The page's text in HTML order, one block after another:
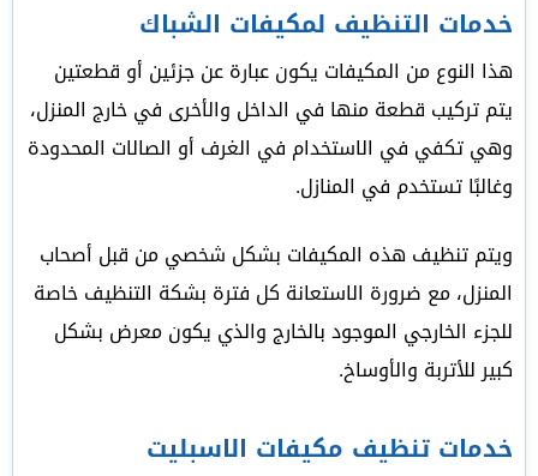
خدمات التنظيف لمكيفات الشباك
هذا النوع من المكيفات يكون عبارة عن جزئين أو قطعتين
يتم تركيب قطعة منها في الداخل والأخرى في خارج المنزل،
وهي تكفي في الاستخدام في الغرف أو الصالات المحدودة
وغالبًا تستخدم في المنازل.
ويتم تنظيف هذه المكيفات بشكل شخصي من قبل أصحاب
المنزل، مع ضرورة الاستعانة كل فترة بشكة التنظيف خاصة
للجزء الخارجي الموجود بالخارج والذي يكون معرض بشكل
كبير للأتربة والأوساخ.
خدمات تنظيف مكيفات الاسبليت